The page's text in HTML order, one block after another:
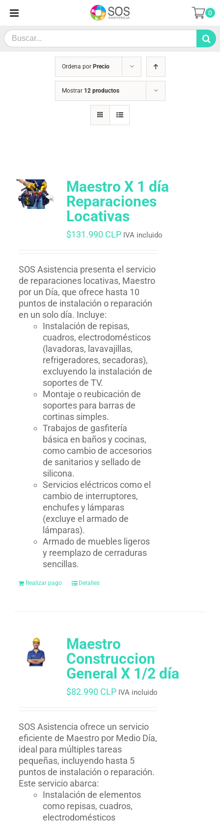
contenido
Search
for:
0
Ordena por Precio
Mostrar 12 productos
Maestro X 1 día
Reparaciones
Locativas
$131.990 CLP IVA incluido
SOS Asistencia presenta el servicio
de reparaciones locativas, Maestro
por un Día, que ofrece hasta 10
puntos de instalación o reparación
en un solo día. Incluye:
Instalación de repisas,
cuadros, electrodomésticos
(lavadoras, lavavajillas,
refrigeradores, secadoras),
excluyendo la instalación de
soportes de TV.
Montaje o reubicación de
soportes para barras de
cortinas simples.
Trabajos de gasfitería
básica en baños y cocinas,
como cambio de accesorios
de sanitarios y sellado de
silicona.
Servicios eléctricos como el
cambio de interruptores,
enchufes y lámparas
(excluye el armado de
lámparas).
Armado de muebles ligeros
y reemplazo de cerraduras
sencillas.
Realizar pago Detalles
Maestro
Construccion
General X 1/2 día
$82.990 CLP IVA incluido
SOS Asistencia ofrece un servicio
eficiente de Maestro por Medio Día,
ideal para múltiples tareas
pequeñas, incluyendo hasta 5
puntos de instalación o reparación.
Este servicio abarca:
Instalación de elementos
como repisas, cuadros,
electrodomésticos